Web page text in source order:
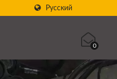
Русский
0